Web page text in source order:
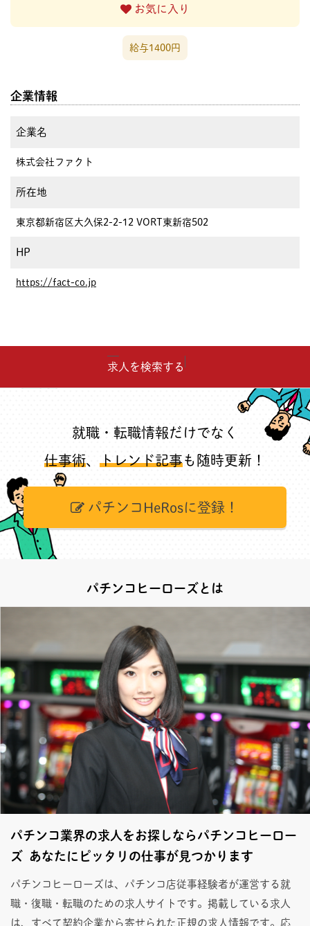
お気に入り
給与1400円
企業情報
企業名
株式会社ファクト
所在地
東京都新宿区大久保2-2-12 VORT東新宿502
HP
https://fact-co.jp
求人を検索する
就職・転職情報だけでなく
仕事術、 トレンド記事も随時更新！
パチンコHeRosに登録！
パチンコヒーローズとは
パチンコ業界の求人をお探しならパチンコヒーロー
ズ あなたにピッタリの仕事が見つかります
パチンコヒーローズは、パチンコ店従事経験者が運営する就
職・復職・転職のための求人サイトです。掲載している求人
は、すべて契約企業から寄せられた正規の求人情報です。応